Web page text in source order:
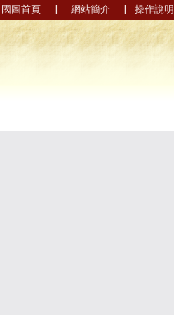
國圖首頁 | 網站簡介 | 操作說明